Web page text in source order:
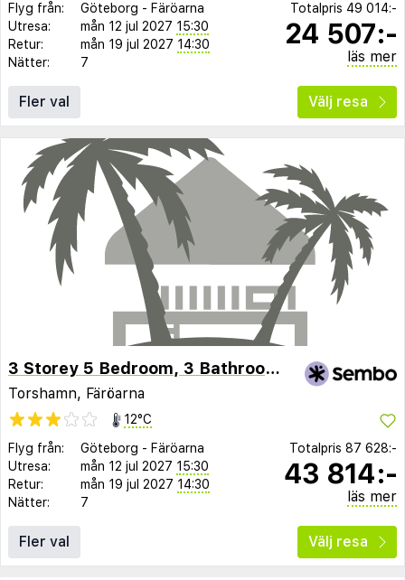
Flyg från:
Göteborg - Färöarna
Utresa:
mån 12 jul 2027 15:30
Retur:
mån 19 jul 2027 14:30
Nätter:
7
Totalpris 49 014:-
24 507:-
läs mer
Fler val Välj resa
3 Storey 5 Bedroom, 3 Bathroom House in the Center of Tórshavn
Torshamn, Färöarna
12°C
Flyg från:
Göteborg - Färöarna
Utresa:
mån 12 jul 2027 15:30
Retur:
mån 19 jul 2027 14:30
Nätter:
7
Totalpris 87 628:-
43 814:-
läs mer
Fler val Välj resa